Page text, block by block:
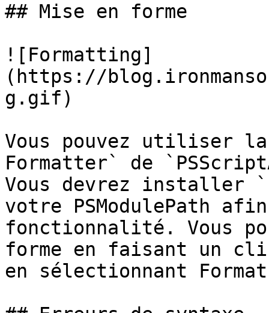
## Mise en forme
![Formatting]
(https://
g.gif)
Vous pouvez utiliser la
Formatter` de
Vous devrez installer
votre PSModulePath
fonctionnalité. Vous
forme en faisant un
en sélectionnant